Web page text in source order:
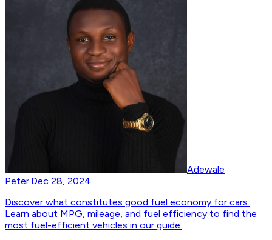
Adewale
Peter·Dec 28, 2024
Discover what constitutes good fuel economy for cars.
Learn about MPG, mileage, and fuel efficiency to find the
most fuel-efficient vehicles in our guide.